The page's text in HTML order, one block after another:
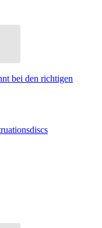
bei den richtigen